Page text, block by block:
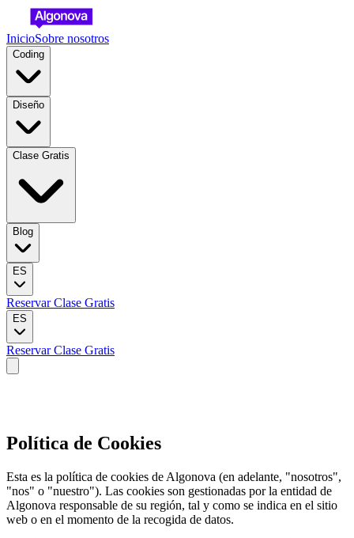
InicioSobre nosotros
Coding
Diseño
Clase Gratis
Blog
ES
Reservar Clase Gratis
ES
Reservar Clase Gratis
Política de Cookies
Esta es la política de cookies de Algonova (en adelante, "nosotros",
"nos" o "nuestro"). Las cookies son gestionadas por la entidad de
Algonova responsable de su región, tal y como se indica en el sitio
web o en el momento de la recogida de datos.